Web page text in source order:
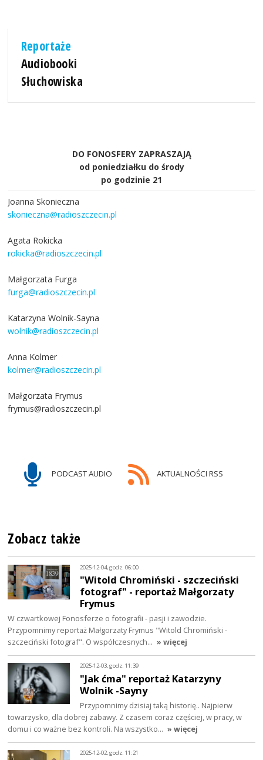
Reportaże
Audiobooki
Słuchowiska
DO FONOSFERY ZAPRASZAJĄ
od poniedziałku do środy
po godzinie 21
Joanna Skonieczna
skonieczna@radioszczecin.pl
Agata Rokicka
rokicka@radioszczecin.pl
Małgorzata Furga
furga@radioszczecin.pl
Katarzyna Wolnik-Sayna
wolnik@radioszczecin.pl
Anna Kolmer
kolmer@radioszczecin.pl
Małgorzata Frymus
frymus@radioszczecin.pl
PODCAST AUDIO AKTUALNOŚCI RSS
Zobacz także
2025-12-04, godz. 06:00
"Witold Chromiński - szczeciński
fotograf" - reportaż Małgorzaty
Frymus
W czwartkowej Fonosferze o fotografii - pasji i zawodzie.
Przypomnimy reportaż Małgorzaty Frymus "Witold Chromiński -
szczeciński fotograf". O współczesnych… » więcej
2025-12-03, godz. 11:39
"Jak ćma" reportaż Katarzyny
Wolnik -Sayny
Przypomnimy dzisiaj taką historię.. Najpierw
towarzysko, dla dobrej zabawy. Z czasem coraz częściej, w pracy, w
domu i co ważne bez kontroli. Na wszystko… » więcej
2025-12-02, godz. 11:21